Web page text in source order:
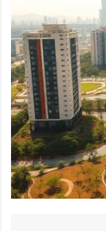
어야 할 주요 변경
제출 절차가 대폭 합
준 개편) 기존 가점
약저축 납입 횟수'와
인 서류 제출 도입
출 가능 인터넷 사용
가능 4. 청약 신청
수의 200%를 초과
능하면 선순위 기간
접수...